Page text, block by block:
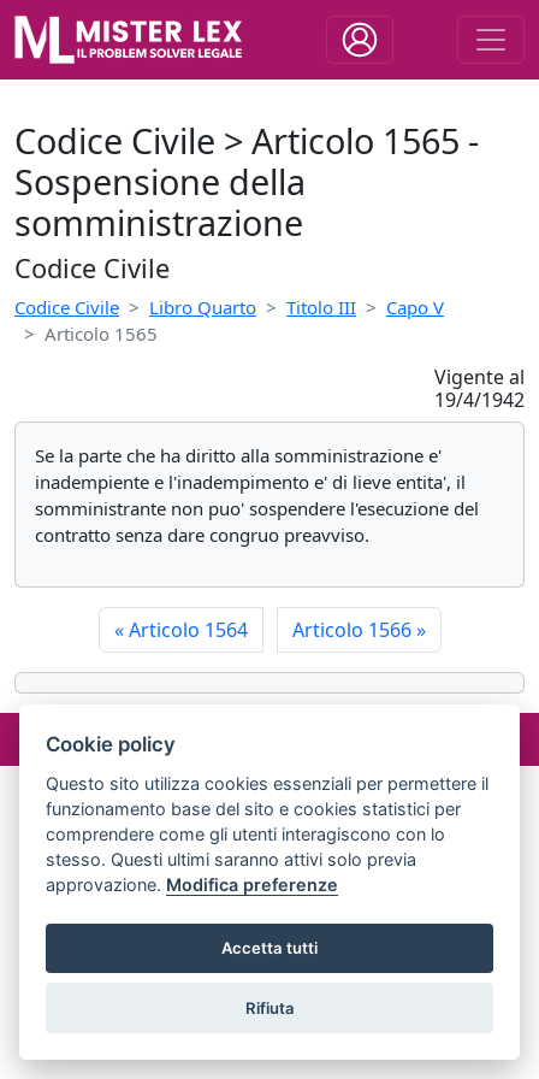
Codice Civile > Articolo 1565 -
Sospensione della
somministrazione
Codice Civile
Codice Civile Libro Quarto Titolo III
Capo V
Articolo 1565
Vigente al
19/4/1942
Se la parte che ha diritto alla somministrazione e'
inadempiente e l'inadempimento e' di lieve entita', il
somministrante non puo' sospendere l'esecuzione del
contratto senza dare congruo preavviso.
«Articolo 1564 Articolo 1566»
Cookie policy
Questo sito utilizza cookies essenziali per permettere il
funzionamento base del sito e cookies statistici per
comprendere come gli utenti interagiscono con lo
stesso. Questi ultimi saranno attivi solo previa
approvazione. Modifica preferenze
Accetta tutti
Rifiuta